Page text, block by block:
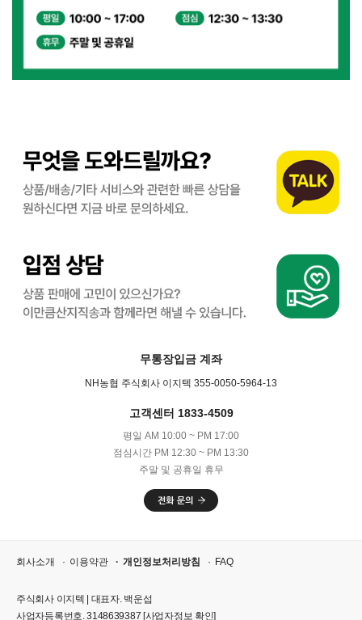
무통장입금 계좌
NH농협 주식회사 이지텍 355-0050-5964-13
고객센터 1833-4509
평일 AM 10:00 ~ PM 17:00
점심시간 PM 12:30 ~ PM 13:30
주말 및 공휴일 휴무
회사소개 이용약관 개인정보처리방침 FAQ
주식회사 이지텍 | 대표자. 백운섭
사업자등록번호. 3148639387 [사업자정보 확인]